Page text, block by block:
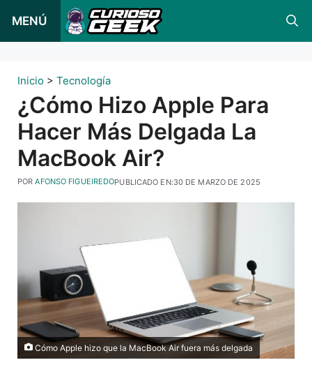
MENÚ
Inicio > Tecnología
¿Cómo Hizo Apple Para
Hacer Más Delgada La
MacBook Air?
PUBLICADO EN:30 DE MARZO DE 2025
PORAFONSO FIGUEIREDO
Cómo Apple hizo que la MacBook Air fuera más delgada